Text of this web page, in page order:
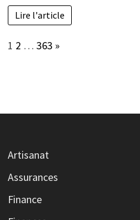
Lire l'article
Page:
1 2 … 363 Next
»
Artisanat
Assurances
Finance